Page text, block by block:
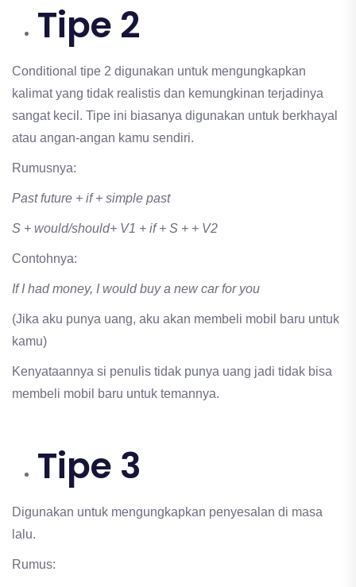
Tipe 2
Conditional tipe 2 digunakan untuk mengungkapkan
kalimat yang tidak realistis dan kemungkinan terjadinya
sangat kecil. Tipe ini biasanya digunakan untuk berkhayal
atau angan-angan kamu sendiri.
Rumusnya:
Past future + if + simple past
S + would/should+ V1 + if + S + + V2
Contohnya:
If I had money, I would buy a new car for you
(Jika aku punya uang, aku akan membeli mobil baru untuk
kamu)
Kenyataannya si penulis tidak punya uang jadi tidak bisa
membeli mobil baru untuk temannya.
Tipe 3
Digunakan untuk mengungkapkan penyesalan di masa
lalu.
Rumus: